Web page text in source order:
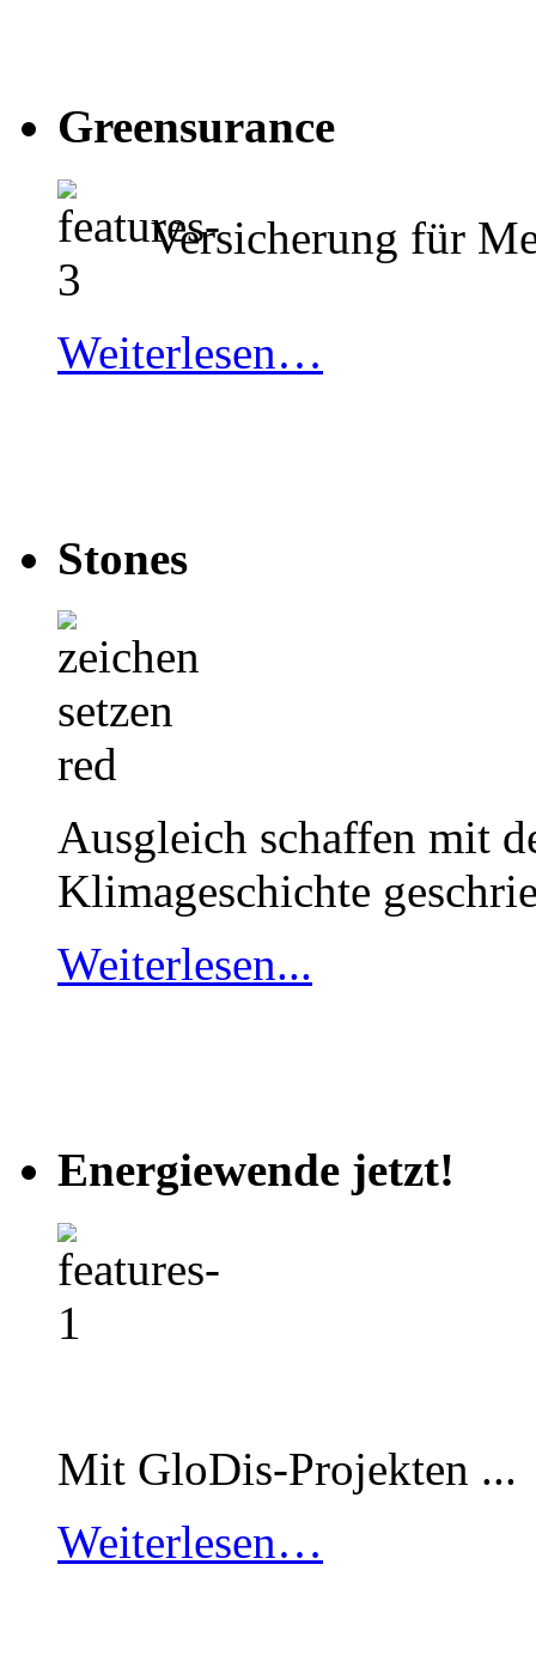
Greensurance
Versicherung für
Weiterlesen…
Stones
Ausgleich schaffen mit
Klimageschichte
Weiterlesen...
Energiewende jetzt!
Mit GloDis-Projekten ...
Weiterlesen…